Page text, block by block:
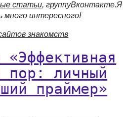
статьи, группуВконтакте.Я
много интересного!
знакомств
«Эффективная
пор: личный
праймер»